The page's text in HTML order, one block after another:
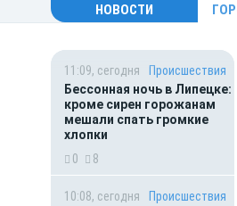
НОВОСТИ
11:09, сегодня
Происшествия
Бессонная ночь в Липецке:
кроме сирен горожанам
мешали спать громкие
хлопки
0
8
10:08, сегодня
Происшествия